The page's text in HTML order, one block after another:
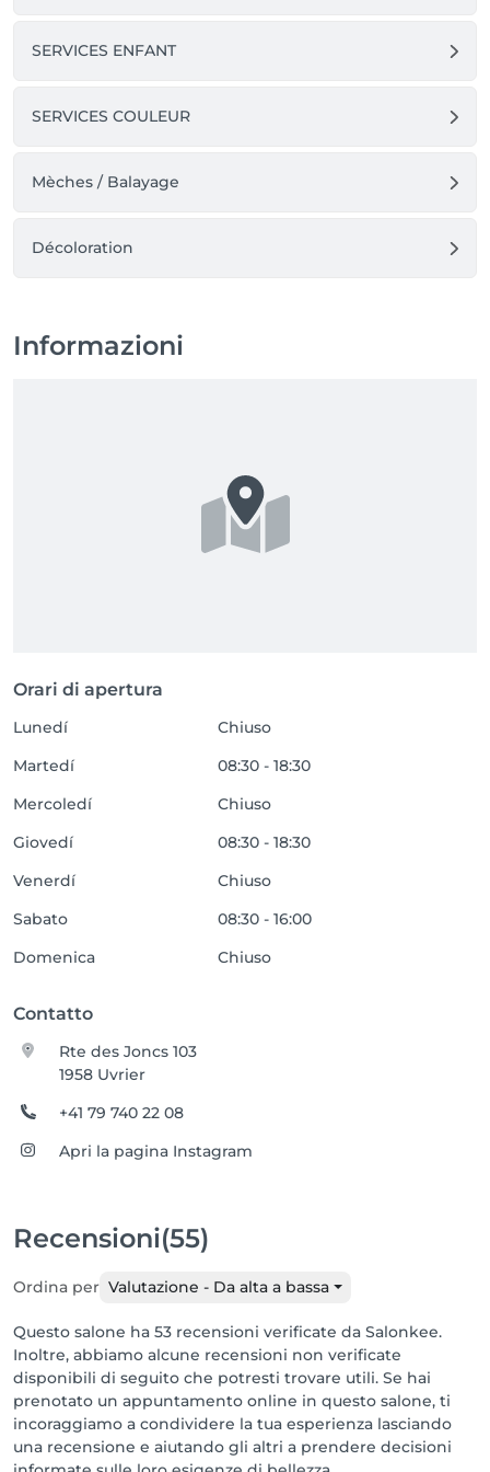
SERVICES ENFANT
SERVICES COULEUR
Mèches / Balayage
Décoloration
Informazioni
Orari di apertura
Lunedí
Chiuso
Martedí
08:30 - 18:30
Mercoledí
Chiuso
Giovedí
08:30 - 18:30
Venerdí
Chiuso
Sabato
08:30 - 16:00
Domenica
Chiuso
Contatto
Rte des Joncs 103
1958 Uvrier
+41 79 740 22 08
Apri la pagina Instagram
Recensioni(55)
Ordina per Valutazione - Da alta a bassa
Questo salone ha 53 recensioni verificate da Salonkee.
Inoltre, abbiamo alcune recensioni non verificate
disponibili di seguito che potresti trovare utili. Se hai
prenotato un appuntamento online in questo salone, ti
incoraggiamo a condividere la tua esperienza lasciando
una recensione e aiutando gli altri a prendere decisioni